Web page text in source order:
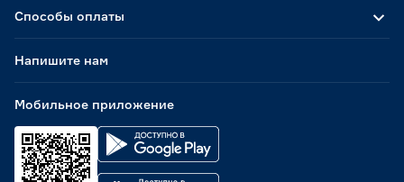
Способы оплаты
Мобильное приложение
Напишите нам